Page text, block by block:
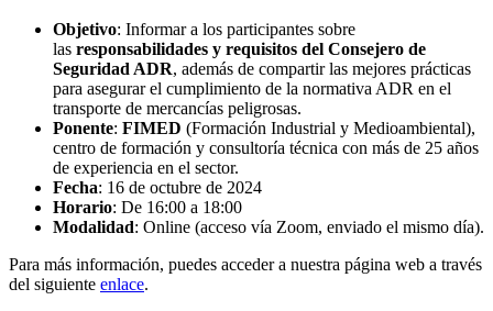
Objetivo: Informar a los participantes sobre
las responsabilidades y requisitos del Consejero de
Seguridad ADR, además de compartir las mejores prácticas
para asegurar el cumplimiento de la normativa ADR en el
transporte de mercancías peligrosas.
Ponente: FIMED (Formación Industrial y Medioambiental),
centro de formación y consultoría técnica con más de 25 años
de experiencia en el sector.
Fecha: 16 de octubre de 2024
Horario: De 16:00 a 18:00
Modalidad: Online (acceso vía Zoom, enviado el mismo día).
Para más información, puedes acceder a nuestra página web a través
del siguiente enlace.